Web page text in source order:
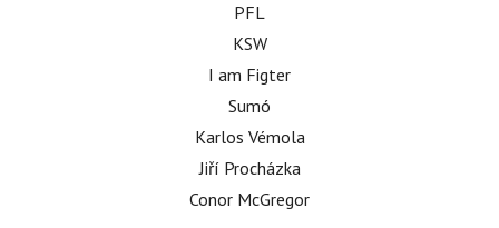
PFL
KSW
I am Figter
Sumó
Karlos Vémola
Jiří Procházka
Conor McGregor